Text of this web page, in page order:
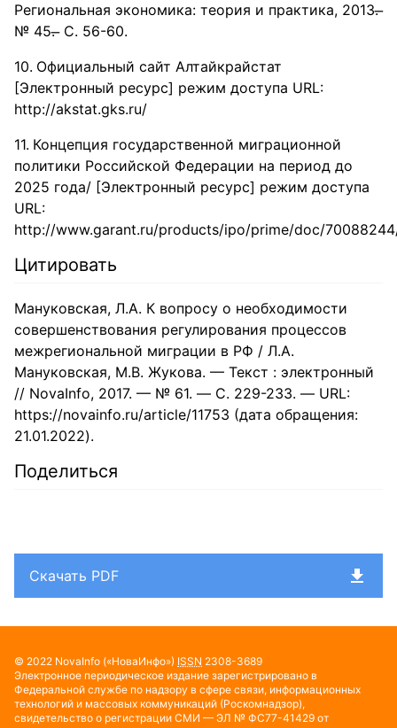
Региональная экономика: теория и практика, 2013. ̶
№ 45. ̶ С. 56-60.
Официальный сайт Алтайкрайстат
[Электронный ресурс] режим доступа URL:
http://akstat.gks.ru/
Концепция государственной миграционной
политики Российской Федерации на период до
2025 года/ [Электронный ресурс] режим доступа
URL:
http://www.garant.ru/products/ipo/prime/doc/
Цитировать
Мануковская, Л.А. К вопросу о необходимости
совершенствования регулирования процессов
межрегиональной миграции в РФ / Л.А.
Мануковская, М.В. Жукова. — Текст : электронный
// NovaInfo, 2017. — № 61. — С. 229-233. — URL:
https://novainfo.ru/article/11753 (дата обращения:
21.01.2022).
Поделиться
Скачать PDF
© 2022 NovaInfo («НоваИнфо») ISSN 2308-3689
Электронное периодическое издание зарегистрировано в
Федеральной службе по надзору в сфере связи, информационных
технологий и массовых коммуникаций (Роскомнадзор),
свидетельство о регистрации СМИ — ЭЛ № ФС77-41429 от